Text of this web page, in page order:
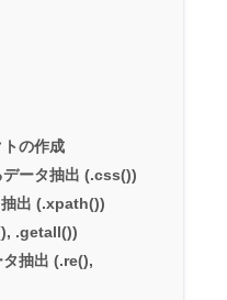
の作成
データ抽出 (.css())
出 (.xpath())
.getall())
抽出 (.re(),